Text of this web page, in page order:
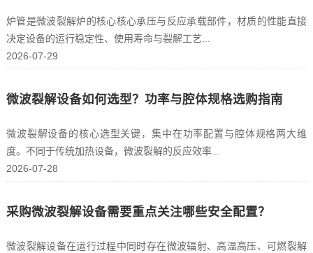
炉管是微波裂解炉的核心核心承压与反应承载部件，材质的性能直接
决定设备的运行稳定性、使用寿命与裂解工艺...
2026-07-29
微波裂解设备如何选型？功率与腔体规格选购指南
微波裂解设备的核心选型关键，集中在功率配置与腔体规格两大维
度。不同于传统加热设备，微波裂解的反应效率...
2026-07-28
采购微波裂解设备需要重点关注哪些安全配置？
微波裂解设备在运行过程中同时存在微波辐射、高温高压、可燃裂解